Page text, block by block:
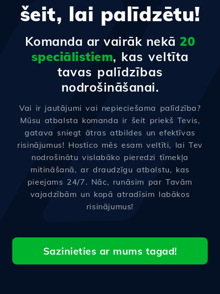
šeit, lai palīdzētu!
Komanda ar vairāk nekā 20
speciālistiem, kas veltīta
tavas palīdzības
nodrošināšanai.
Vai ir jautājumi vai nepieciešama palīdzība?
Mūsu atbalsta komanda ir šeit priekš Tevis,
gatava sniegt ātras atbildes un efektīvas
risinājumus! Hostico mēs esam veltīti, lai Tev
nodrošinātu vislabāko pieredzi tīmekļa
mitināšanā, ar draudzīgu atbalstu, kas
pieejams 24/7. Nāc, runāsim par Tavām
vajadzībām un kopā atradīsim labākos
risinājumus!
Sazinieties ar mums tagad!